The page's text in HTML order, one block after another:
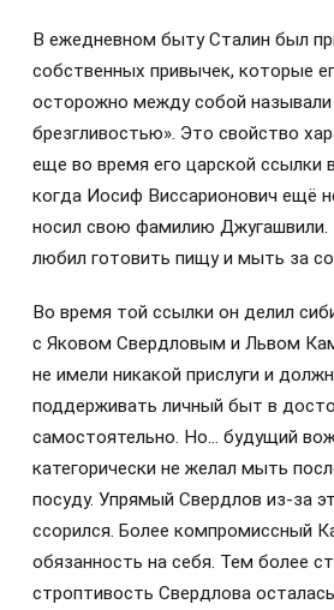
В ежедневном быту Сталин был
собственных привычек, которые
осторожно между собой
брезгливостью». Это свойство
еще во время его царской ссылки
когда Иосиф Виссарионович ещё
носил свою фамилию Джугашвили.
любил готовить пищу и мыть за
Во время той ссылки он делил
с Яковом Свердловым и Львом
не имели никакой прислуги и
поддерживать личный быт в
самостоятельно. Но… будущий
категорически не желал мыть
посуду. Упрямый Свердлов из-за
ссорился. Более компромиссный
обязанность на себя. Тем более
строптивость Свердлова